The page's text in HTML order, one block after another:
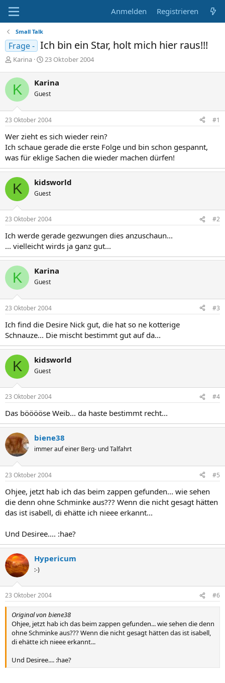
Anmelden Registrieren
Small Talk
Frage - Ich bin ein Star, holt mich hier raus!!!
E
s
t
e
l
l
e
Karina
E
t
e
l
t
m
23 Oktober 2004
K Karina
Guest
23 Oktober 2004 #1
Wer zieht es sich wieder rein?
Ich schaue gerade die erste Folge und bin schon gespannt,
was für eklige Sachen die wieder machen dürfen!
K kidsworld
Guest
23 Oktober 2004 #2
Ich werde gerade gezwungen dies anzuschaun...
... vielleicht wirds ja ganz gut...
K Karina
Guest
23 Oktober 2004 #3
Ich find die Desire Nick gut, die hat so ne kotterige
Schnauze... Die mischt bestimmt gut auf da...
K kidsworld
Guest
23 Oktober 2004 #4
Das bööööse Weib... da haste bestimmt recht...
biene38
immer auf einer Berg- und Talfahrt
23 Oktober 2004 #5
Ohjee, jetzt hab ich das beim zappen gefunden... wie sehen
die denn ohne Schminke aus??? Wenn die nicht gesagt hätten
das ist isabell, di ehätte ich nieee erkannt...
Und Desiree.... :hae?
Hypericum
:-)
23 Oktober 2004 #6
Original von biene38
Ohjee, jetzt hab ich das beim zappen gefunden... wie sehen die denn
ohne Schminke aus??? Wenn die nicht gesagt hätten das ist isabell,
di ehätte ich nieee erkannt...
Und Desiree.... :hae?